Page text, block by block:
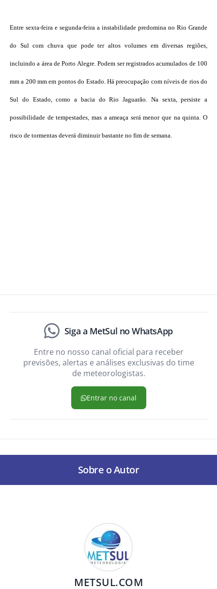
Entre sexta-feira e segunda-feira a instabilidade predomina no Rio Grande
do Sul com chuva que pode ter altos volumes em diversas regiões,
incluindo a área de Porto Alegre. Podem ser registrados acumulados de 100
mm a 200 mm em pontos do Estado. Há preocupação com níveis de rios do
Sul do Estado, como a bacia do Rio Jaguarão. Na sexta, persiste a
possibilidade de tempestades, mas a ameaça será menor que na quinta. O
risco de tormentas deverá diminuir bastante no fim de semana.
Siga a MetSul no WhatsApp
Entre no nosso canal oficial para receber
previsões, alertas e análises exclusivas do time
de meteorologistas.
Entrar no canal
Sobre o Autor
METSUL.COM